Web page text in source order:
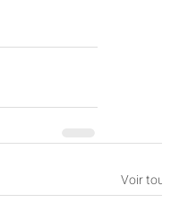
Voir tout